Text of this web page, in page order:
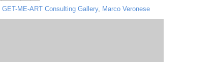
GET-ME-ART Consulting Gallery, Marco Veronese